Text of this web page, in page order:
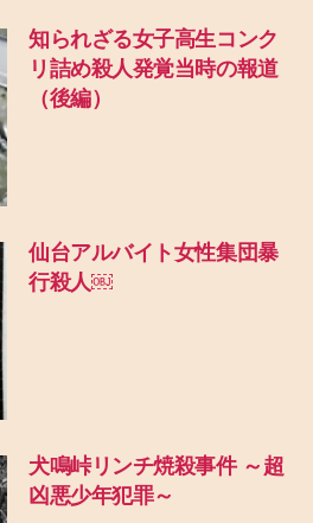
知られざる女子高生コンク
リ詰め殺人発覚当時の報道
（後編）
仙台アルバイト女性集団暴
行殺人￼
犬鳴峠リンチ焼殺事件 ～超
凶悪少年犯罪～